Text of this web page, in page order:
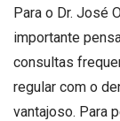
Para o Dr. José
importante
consultas
regular com o
vantajoso. Para